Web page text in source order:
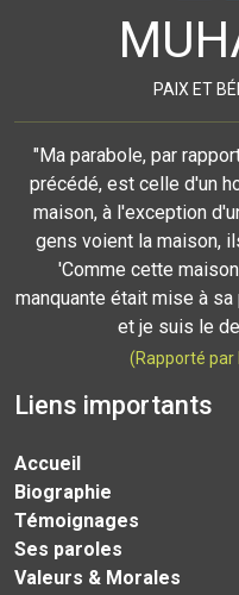
PAIX ET
"Ma parabole, par
précédé, est celle d'un
maison, à l'exception
gens voient la maison,
'Comme cette
manquante était mise à
et je suis le
(Rapporté par
Liens importants
Accueil
Biographie
Témoignages
Ses paroles
Valeurs & Morales